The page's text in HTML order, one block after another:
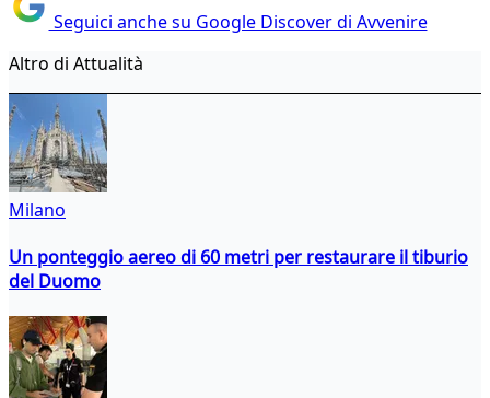
Seguici anche su Google Discover di Avvenire
Altro di Attualità
Milano
Un ponteggio aereo di 60 metri per restaurare il tiburio
del Duomo